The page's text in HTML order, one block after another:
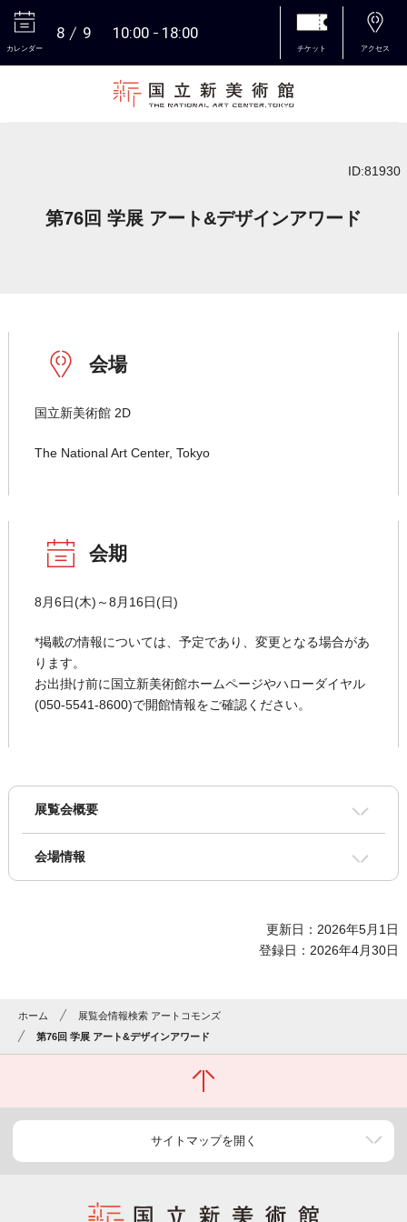
カレンダー
8 9 10:00 18:00
チケット アクセス
ID:81930
第76回 学展 アート&デザインアワード
会場
国立新美術館 2D
The National Art Center, Tokyo
会期
8月6日(木)～8月16日(日)
*掲載の情報については、予定であり、変更となる場合があ
ります。
お出掛け前に国立新美術館ホームページやハローダイヤル
(050-5541-8600)で開館情報をご確認ください。
展覧会概要
会場情報
更新日：2026年5月1日
登録日：2026年4月30日
ホーム
展覧会情報検索 アートコモンズ
第76回 学展 アート&デザインアワード
サイトマップを開く